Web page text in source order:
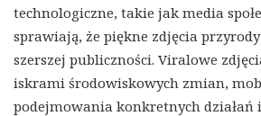
technologiczne, takie jak media
sprawiają, że piękne zdjęcia
szerszej publiczności. Viralowe
iskrami środowiskowych zmian,
podejmowania konkretnych działań